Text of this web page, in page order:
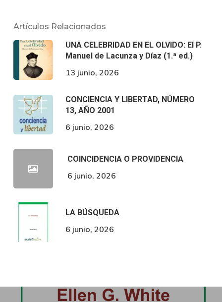
Artículos Relacionados
UNA CELEBRIDAD EN EL OLVIDO: El P.
Manuel de Lacunza y Díaz (1.ª ed.)
13 junio, 2026
CONCIENCIA Y LIBERTAD, NÚMERO
13, AÑO 2001
6 junio, 2026
COINCIDENCIA O PROVIDENCIA
6 junio, 2026
LA BÚSQUEDA
6 junio, 2026